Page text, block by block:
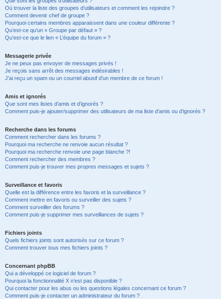
Où trouver la liste des groupes d’utilisateurs et comment les rejoindre ?
Comment devenir chef de groupe ?
Pourquoi certains membres apparaissent dans une couleur différente ?
Qu’est-ce qu’un « Groupe par défaut » ?
Qu’est-ce que le lien « L’équipe du forum » ?
Messagerie privée
Je ne peux pas envoyer de messages privés !
Je reçois sans arrêt des messages indésirables !
J’ai reçu un spam ou un courriel abusif d’un membre de ce forum !
Amis et ignorés
Que sont mes listes d’amis et d’ignorés ?
Comment puis-je ajouter/supprimer des utilisateurs de ma liste d’amis ou d’ignorés ?
Recherche dans les forums
Comment rechercher dans les forums ?
Pourquoi ma recherche ne renvoie aucun résultat ?
Pourquoi ma recherche renvoie une page blanche ?!
Comment rechercher des membres ?
Comment puis-je trouver mes propres messages et sujets ?
Surveillance et favoris
Quelle est la différence entre les favoris et la surveillance ?
Comment mettre en favoris ou surveiller des sujets ?
Comment surveiller des forums ?
Comment puis-je supprimer mes surveillances de sujets ?
Fichiers joints
Quels fichiers joints sont autorisés sur ce forum ?
Comment trouver tous mes fichiers joints ?
Concernant phpBB
Qui a développé ce logiciel de forum ?
Pourquoi la fonctionnalité X n’est pas disponible ?
Qui contacter pour les abus ou les questions légales concernant ce forum ?
Comment puis-je contacter un administrateur du forum ?